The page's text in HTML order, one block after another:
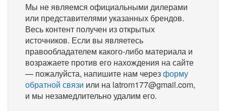
Мы не являемся официальными дилерами
или представителями указанных брендов.
Весь контент получен из открытых
источников. Если вы являетесь
правообладателем какого-либо материала и
возражаете против его нахождения на сайте
— пожалуйста, напишите нам черезформу
обратной связи или на latrom177@gmail.com,
и мы незамедлительно удалим его.